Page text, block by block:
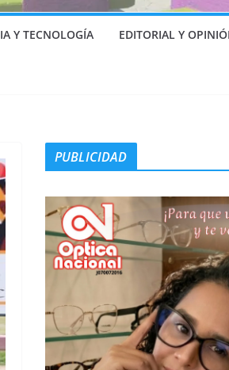
Y TECNOLOGÍA EDITORIAL Y
PUBLICIDAD